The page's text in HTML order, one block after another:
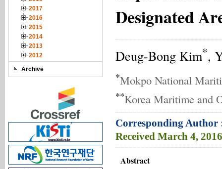
2017
2016
2015
2014
2013
2012
Archive
Designated
Deug-Bong Kim*,
*Mokpo National
**Korea Maritime and
Corresponding
Received March 4,
Abstract